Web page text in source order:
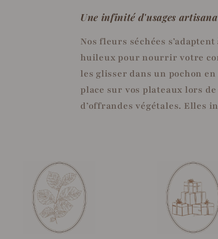
Une infinité d'usages
Nos fleurs séchées
huileux pour nourrir votre
les glisser dans un pochon
place sur vos plateaux lors
d’offrandes végétales. Elles